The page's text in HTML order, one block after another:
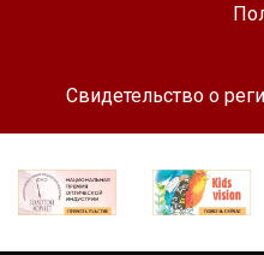
Свидетельство о